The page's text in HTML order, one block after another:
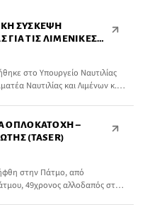
ΣΎΣΚΕΨΗ
ΓΙΑ ΤΙΣ ΛΙΜΕΝΙΚΈΣ
στο Υπουργείο Ναυτιλίας
Ναυτιλίας και Λιμένων κ.
ΟΠΛΟΚΑΤΟΧΉ –
(TASER)
στην Πάτμο, από
49χρονος αλλοδαπός στην